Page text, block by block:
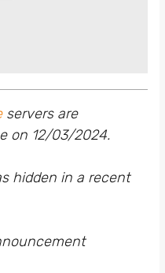
servers are
on 12/03/2024.
hidden in a recent